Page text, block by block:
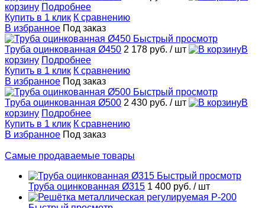
корзину Подробнее
Купить в 1 клик К сравнению
В избранное Под заказ
Быстрый просмотр
Труба оцинкованная Ø450 2 178 руб. / шт
В
корзину Подробнее
Купить в 1 клик К сравнению
В избранное Под заказ
Быстрый просмотр
Труба оцинкованная Ø500 2 430 руб. / шт
В
корзину Подробнее
Купить в 1 клик К сравнению
В избранное Под заказ
Самые продаваемые товары
Быстрый просмотр
Труба оцинкованная Ø315 1 400 руб. / шт